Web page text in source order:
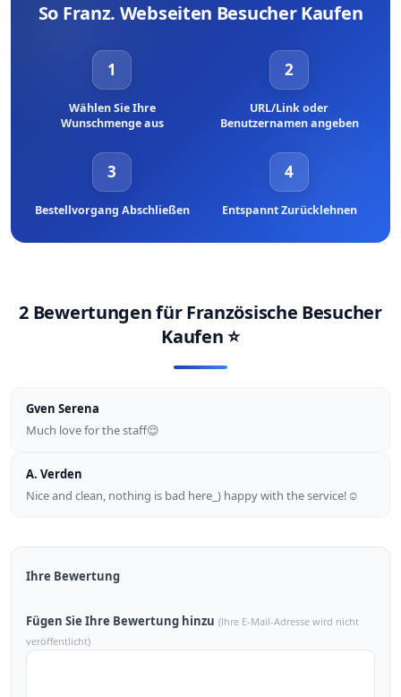
So Franz. Webseiten Besucher Kaufen
1
Wählen Sie Ihre
Wunschmenge aus
2
URL/Link oder
Benutzernamen angeben
3
Bestellvorgang Abschließen
4
Entspannt Zurücklehnen
2 Bewertungen fürFranzösische Besucher
Kaufen⭐
Gven Serena
Much love for the staff😌
A. Verden
Nice and clean, nothing is bad here_) happy with the service!☺
Ihre Bewertung
Fügen Sie Ihre Bewertung hinzu (Ihre E-Mail-Adresse wird nicht
veröffentlicht)